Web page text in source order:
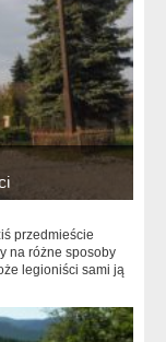
przedmieście
na różne sposoby
legioniści sami ją